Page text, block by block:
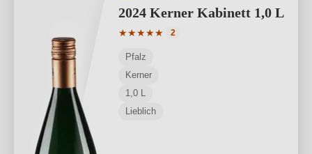
2024 Kerner Kabinett 1,0 L
★★★★★
Durchschnittliche Bewertung von 5
2
Pfalz
Kerner
1,0 L
Lieblich